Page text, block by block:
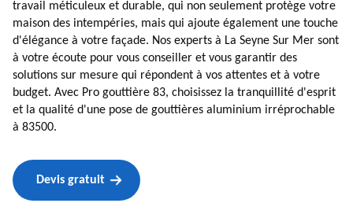
travail méticuleux et durable, qui non seulement protège votre
maison des intempéries, mais qui ajoute également une touche
d'élégance à votre façade. Nos experts à La Seyne Sur Mer sont
à votre écoute pour vous conseiller et vous garantir des
solutions sur mesure qui répondent à vos attentes et à votre
budget. Avec Pro gouttière 83, choisissez la tranquillité d'esprit
et la qualité d'une pose de gouttières aluminium irréprochable
à 83500.
Devis gratuit